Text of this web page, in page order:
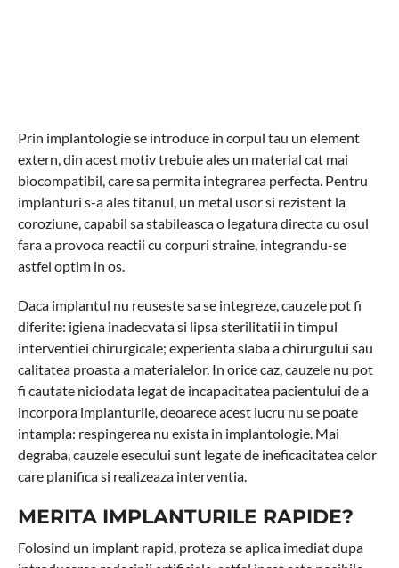
Prin implantologie se introduce in corpul tau un element
extern, din acest motiv trebuie ales un material cat mai
biocompatibil, care sa permita integrarea perfecta. Pentru
implanturi s-a ales titanul, un metal usor si rezistent la
coroziune, capabil sa stabileasca o legatura directa cu osul
fara a provoca reactii cu corpuri straine, integrandu-se
astfel optim in os.
Daca implantul nu reuseste sa se integreze, cauzele pot fi
diferite: igiena inadecvata si lipsa sterilitatii in timpul
interventiei chirurgicale; experienta slaba a chirurgului sau
calitatea proasta a materialelor. In orice caz, cauzele nu pot
fi cautate niciodata legat de incapacitatea pacientului de a
incorpora implanturile, deoarece acest lucru nu se poate
intampla: respingerea nu exista in implantologie. Mai
degraba, cauzele esecului sunt legate de ineficacitatea celor
care planifica si realizeaza interventia.
MERITA IMPLANTURILE RAPIDE?
Folosind un implant rapid, proteza se aplica imediat dupa